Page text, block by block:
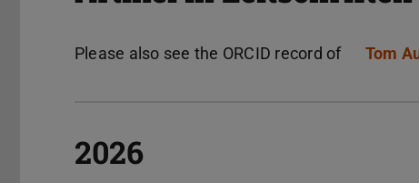
Please also see the ORCID record of Tom
2026